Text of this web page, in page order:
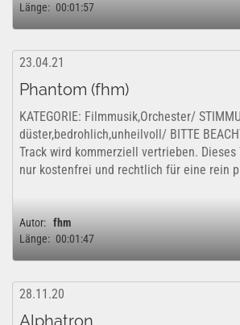
Länge: 00:01:57
23.04.21
Phantom (fhm)
KATEGORIE: Filmmusik,Orchester/
düster,bedrohlich,unheilvoll/ BITTE
Track wird kommerziell vertrieben.
nur kostenfrei und rechtlich für eine rein
Autor: fhm
Länge: 00:01:47
28.11.20
Alphatron